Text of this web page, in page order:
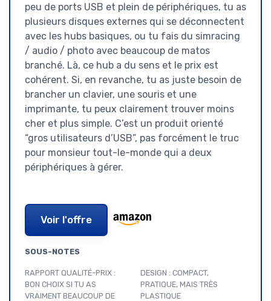
peu de ports USB et plein de périphériques, tu as
plusieurs disques externes qui se déconnectent
avec les hubs basiques, ou tu fais du simracing
/ audio / photo avec beaucoup de matos
branché. Là, ce hub a du sens et le prix est
cohérent. Si, en revanche, tu as juste besoin de
brancher un clavier, une souris et une
imprimante, tu peux clairement trouver moins
cher et plus simple. C’est un produit orienté
“gros utilisateurs d’USB”, pas forcément le truc
pour monsieur tout-le-monde qui a deux
périphériques à gérer.
Voir l'offre
SOUS-NOTES
RAPPORT QUALITÉ-PRIX :
BON CHOIX SI TU AS
VRAIMENT BEAUCOUP DE
DESIGN : COMPACT,
PRATIQUE, MAIS TRÈS
PLASTIQUE